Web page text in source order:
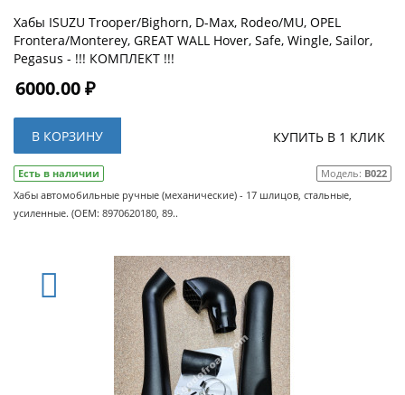
Хабы ISUZU Trooper/Bighorn, D-Max, Rodeo/MU, OPEL
Frontera/Monterey, GREAT WALL Hover, Safe, Wingle, Sailor,
Pegasus - !!! КОМПЛЕКТ !!!
6000.00 ₽
В КОРЗИНУ КУПИТЬ В 1 КЛИК
Есть в наличии Модель: B022
Хабы автомобильные ручные (механические) - 17 шлицов, стальные,
усиленные. (OEM: 8970620180, 89..